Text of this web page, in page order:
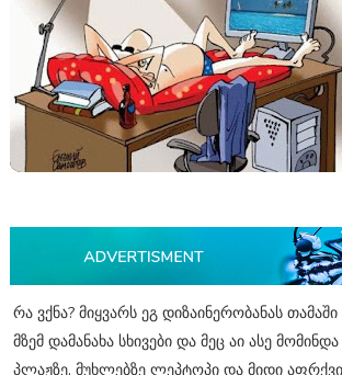
რა ვქნა? მიყვარს ეგ დიზაინერობანას
მზემ დამანახა სხივები და მეც აი ასე
პლაჟზე, მუხლებზე ლეპტოპი და მიდი